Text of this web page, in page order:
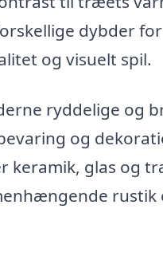
dybder
og visuelt spil.
ryddelige og
og
keramik, glas og
rustik